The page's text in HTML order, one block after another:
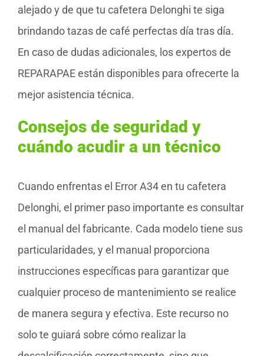
alejado y de que tu cafetera Delonghi te siga
brindando tazas de café perfectas día tras día.
En caso de dudas adicionales, los expertos de
REPARAPAE están disponibles para ofrecerte la
mejor asistencia técnica.
Consejos de seguridad y
cuándo acudir a un técnico
Cuando enfrentas el Error A34 en tu cafetera
Delonghi, el primer paso importante es consultar
el manual del fabricante. Cada modelo tiene sus
particularidades, y el manual proporciona
instrucciones específicas para garantizar que
cualquier proceso de mantenimiento se realice
de manera segura y efectiva. Este recurso no
solo te guiará sobre cómo realizar la